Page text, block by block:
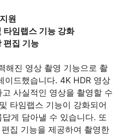
원
타임랩스 기능 강화
편집 기능
해진 영상 촬영 기능으로 촬
이드했습니다. 4K HDR 영상
사실적인 영상을 촬영할 수
타임랩스 기능이 강화되어
게 담아낼 수 있습니다. 또
집 기능을 제공하여 촬영한